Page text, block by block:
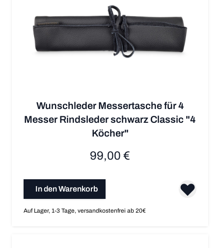
Wunschleder Messertasche für 4
Messer Rindsleder schwarz Classic "4
Köcher"
99,00 €
In den Warenkorb
Auf Lager, 1-3 Tage, versandkostenfrei ab 20€